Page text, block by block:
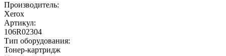
Производитель:
Xerox
Артикул:
106R02304
Тип оборудования:
Тонер-картридж